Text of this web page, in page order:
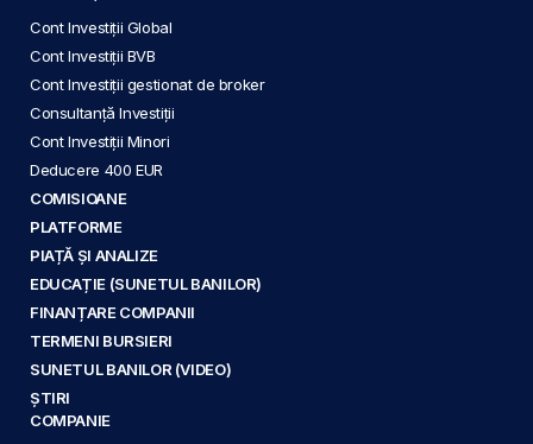
Cont Investiții Global
Cont Investiții BVB
Cont Investiții gestionat de broker
Consultanță Investiții
Cont Investiții Minori
Deducere 400 EUR
COMISIOANE
PLATFORME
PIAȚĂ ȘI ANALIZE
EDUCAȚIE (SUNETUL BANILOR)
FINANȚARE COMPANII
TERMENI BURSIERI
SUNETUL BANILOR (VIDEO)
ȘTIRI
COMPANIE